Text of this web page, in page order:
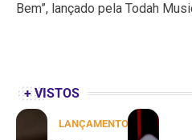
Bem”, lançado pela Todah
+ VISTOS
LANÇAMENTOS